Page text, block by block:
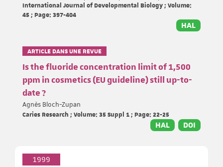
International Journal of Developmental Biology ; Volume:
45 ; Page: 397-404
HAL
ARTICLE DANS UNE REVUE
Is the fluoride concentration limit of 1,500
ppm in cosmetics (EU guideline) still up-to-
date ?
Agnès Bloch-Zupan
Caries Research ; Volume: 35 Suppl 1 ; Page: 22-25
HAL DOI
1999